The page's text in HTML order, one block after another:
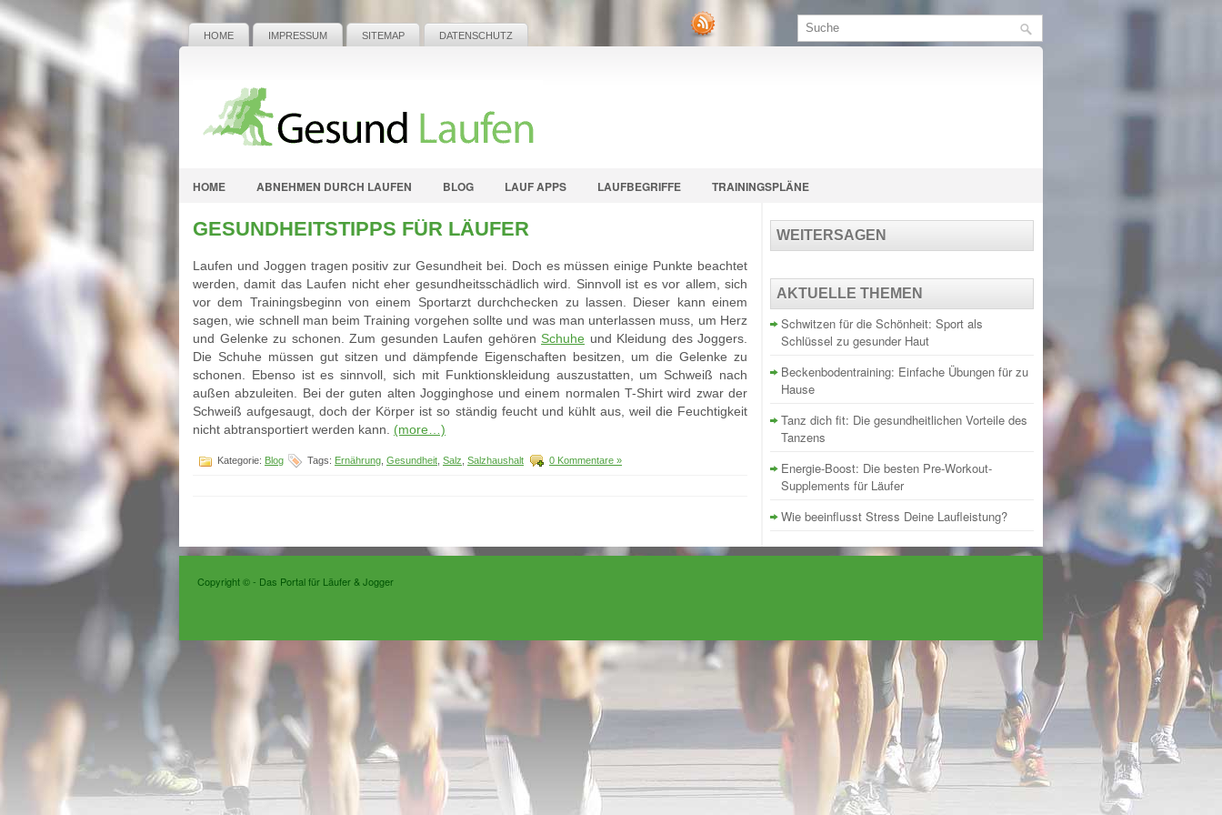
HOME IMPRESSUM SITEMAP DATENSCHUTZ
HOME ABNEHMEN DURCH LAUFEN BLOG LAUF APPS LAUFBEGRIFFE TRAININGSPLÄNE
GESUNDHEITSTIPPS FÜR LÄUFER
Laufen und Joggen tragen positiv zur Gesundheit bei. Doch es müssen einige Punkte beachtet
werden, damit das Laufen nicht eher gesundheitsschädlich wird. Sinnvoll ist es vor allem, sich
vor dem Trainingsbeginn von einem Sportarzt durchchecken zu lassen. Dieser kann einem
sagen, wie schnell man beim Training vorgehen sollte und was man unterlassen muss, um Herz
und Gelenke zu schonen. Zum gesunden Laufen gehören Schuhe und Kleidung des Joggers.
Die Schuhe müssen gut sitzen und dämpfende Eigenschaften besitzen, um die Gelenke zu
schonen. Ebenso ist es sinnvoll, sich mit Funktionskleidung auszustatten, um Schweiß nach
außen abzuleiten. Bei der guten alten Jogginghose und einem normalen T-Shirt wird zwar der
Schweiß aufgesaugt, doch der Körper ist so ständig feucht und kühlt aus, weil die Feuchtigkeit
nicht abtransportiert werden kann. (more…)
Kategorie: Blog Tags: Ernährung Gesundheit Salz Salzhaushalt 0 Kommentare »
WEITERSAGEN
AKTUELLE THEMEN
Schwitzen für die Schönheit: Sport als
Schlüssel zu gesunder Haut
Beckenbodentraining: Einfache Übungen für zu
Hause
Tanz dich fit: Die gesundheitlichen Vorteile des
Tanzens
Energie-Boost: Die besten Pre-Workout-
Supplements für Läufer
Wie beeinflusst Stress Deine Laufleistung?
Copyright ©- Das Portal für Läufer & Jogger